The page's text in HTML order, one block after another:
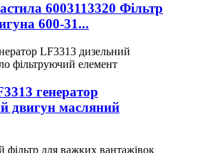
6003113320 Фільтр
600-31...
генератор
двигун масляний